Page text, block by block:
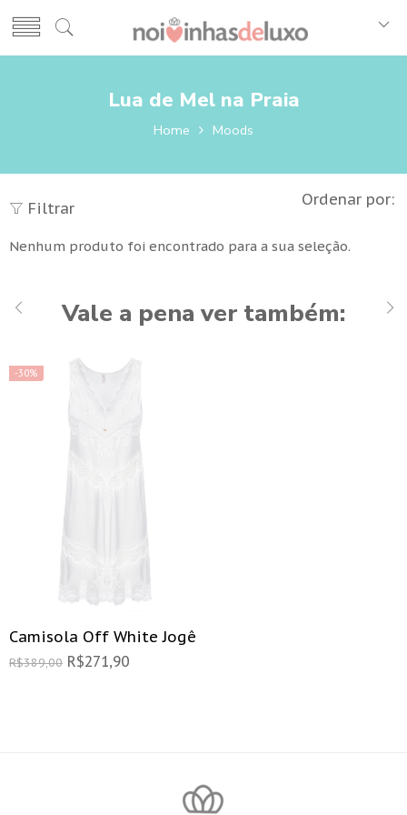
Lua de Mel na Praia
Home Moods
Filtrar Ordenar por:
Nenhum produto foi encontrado para a sua seleção.
Vale a pena ver também:
-30%
Camisola Off White Jogê
R$389,00 R$271,90